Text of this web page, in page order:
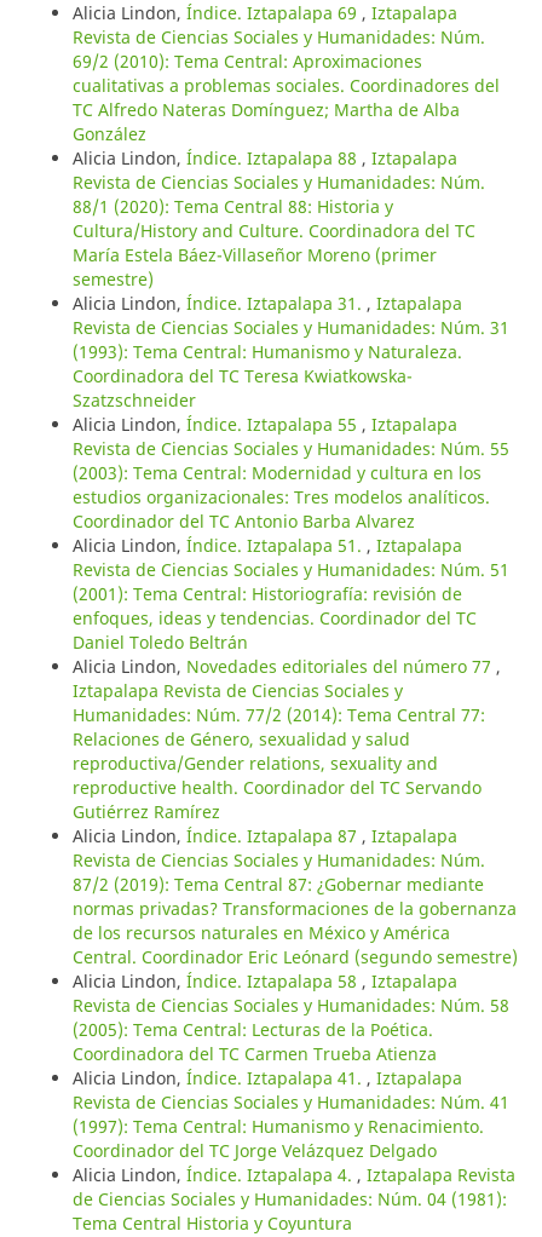
Alicia Lindon, Índice. Iztapalapa 69 , Iztapalapa
Revista de Ciencias Sociales y Humanidades: Núm.
69/2 (2010): Tema Central: Aproximaciones
cualitativas a problemas sociales. Coordinadores del
TC Alfredo Nateras Domínguez; Martha de Alba
González
Alicia Lindon, Índice. Iztapalapa 88 , Iztapalapa
Revista de Ciencias Sociales y Humanidades: Núm.
88/1 (2020): Tema Central 88: Historia y
Cultura/History and Culture. Coordinadora del TC
María Estela Báez-Villaseñor Moreno (primer
semestre)
Alicia Lindon, Índice. Iztapalapa 31. , Iztapalapa
Revista de Ciencias Sociales y Humanidades: Núm. 31
(1993): Tema Central: Humanismo y Naturaleza.
Coordinadora del TC Teresa Kwiatkowska-
Szatzschneider
Alicia Lindon, Índice. Iztapalapa 55 , Iztapalapa
Revista de Ciencias Sociales y Humanidades: Núm. 55
(2003): Tema Central: Modernidad y cultura en los
estudios organizacionales: Tres modelos analíticos.
Coordinador del TC Antonio Barba Alvarez
Alicia Lindon, Índice. Iztapalapa 51. , Iztapalapa
Revista de Ciencias Sociales y Humanidades: Núm. 51
(2001): Tema Central: Historiografía: revisión de
enfoques, ideas y tendencias. Coordinador del TC
Daniel Toledo Beltrán
Alicia Lindon, Novedades editoriales del número 77 ,
Iztapalapa Revista de Ciencias Sociales y
Humanidades: Núm. 77/2 (2014): Tema Central 77:
Relaciones de Género, sexualidad y salud
reproductiva/Gender relations, sexuality and
reproductive health. Coordinador del TC Servando
Gutiérrez Ramírez
Alicia Lindon, Índice. Iztapalapa 87 , Iztapalapa
Revista de Ciencias Sociales y Humanidades: Núm.
87/2 (2019): Tema Central 87: ¿Gobernar mediante
normas privadas? Transformaciones de la gobernanza
de los recursos naturales en México y América
Central. Coordinador Eric Leónard (segundo semestre)
Alicia Lindon, Índice. Iztapalapa 58 , Iztapalapa
Revista de Ciencias Sociales y Humanidades: Núm. 58
(2005): Tema Central: Lecturas de la Poética.
Coordinadora del TC Carmen Trueba Atienza
Alicia Lindon, Índice. Iztapalapa 41. , Iztapalapa
Revista de Ciencias Sociales y Humanidades: Núm. 41
(1997): Tema Central: Humanismo y Renacimiento.
Coordinador del TC Jorge Velázquez Delgado
Alicia Lindon, Índice. Iztapalapa 4. , Iztapalapa Revista
de Ciencias Sociales y Humanidades: Núm. 04 (1981):
Tema Central Historia y Coyuntura